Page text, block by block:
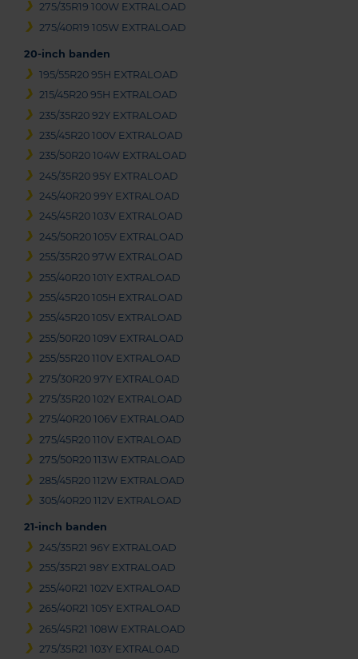
275/35R19 100W EXTRALOAD
275/40R19 105W EXTRALOAD
20-inch banden
195/55R20 95H EXTRALOAD
215/45R20 95H EXTRALOAD
235/35R20 92Y EXTRALOAD
235/45R20 100V EXTRALOAD
235/50R20 104W EXTRALOAD
245/35R20 95Y EXTRALOAD
245/40R20 99Y EXTRALOAD
245/45R20 103V EXTRALOAD
245/50R20 105V EXTRALOAD
255/35R20 97W EXTRALOAD
255/40R20 101Y EXTRALOAD
255/45R20 105H EXTRALOAD
255/45R20 105V EXTRALOAD
255/50R20 109V EXTRALOAD
255/55R20 110V EXTRALOAD
275/30R20 97Y EXTRALOAD
275/35R20 102Y EXTRALOAD
275/40R20 106V EXTRALOAD
275/45R20 110V EXTRALOAD
275/50R20 113W EXTRALOAD
285/45R20 112W EXTRALOAD
305/40R20 112V EXTRALOAD
21-inch banden
245/35R21 96Y EXTRALOAD
255/35R21 98Y EXTRALOAD
255/40R21 102V EXTRALOAD
265/40R21 105Y EXTRALOAD
265/45R21 108W EXTRALOAD
275/35R21 103Y EXTRALOAD